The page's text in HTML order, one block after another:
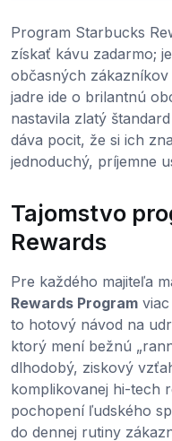
Program Starbucks
získať kávu zadarmo;
občasných
jadre ide o brilantnú
nastavila zlatý
dáva pocit, že si ich
jednoduchý, príjemne
Tajomstvo
Rewards
Pre každého majiteľa
Rewards Program
to hotový návod na
ktorý mení bežnú
dlhodobý, ziskový
komplikovanej hi-tech
pochopení ľudského
do dennej rutiny